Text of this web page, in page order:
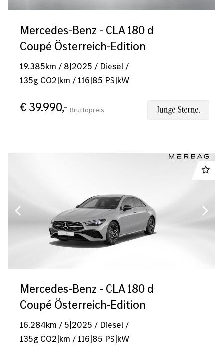
Mercedes-Benz - CLA 180 d
Coupé Österreich-Edition
19.385km / 8|2025 / Diesel /
135g CO2|km / 116|85 PS|kW
€ 39.990,- Bruttopreis
Mercedes-Benz - CLA 180 d
Coupé Österreich-Edition
16.284km / 5|2025 / Diesel /
135g CO2|km / 116|85 PS|kW